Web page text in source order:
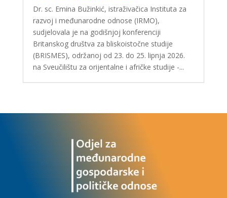
Dr. sc. Emina Bužinkić, istraživačica Instituta za
razvoj i međunarodne odnose (IRMO),
sudjelovala je na godišnjoj konferenciji
Britanskog društva za bliskoistočne studije
(BRISMES), održanoj od 23. do 25. lipnja 2026.
na Sveučilištu za orijentalne i afričke studije -...